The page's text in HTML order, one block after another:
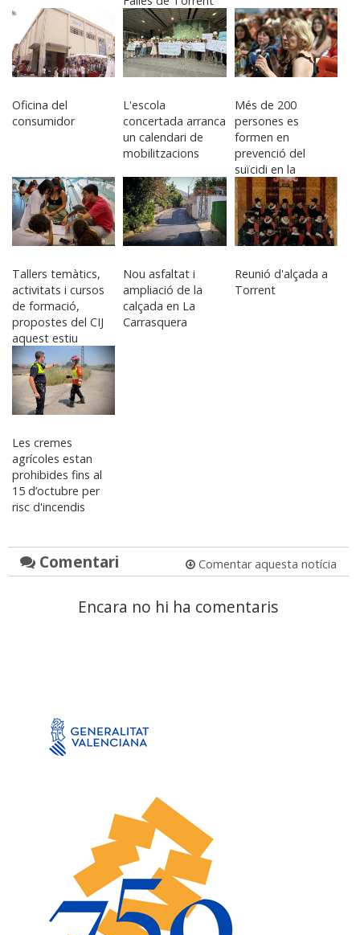
2027
Oficina del
consumidor
L'escola
concertada arranca
un calendari de
mobilitzacions
Més de 200
persones es
formen en
prevenció del
suïcidi en la
joventut
Tallers temàtics,
activitats i cursos
de formació,
propostes del CIJ
aquest estiu
Nou asfaltat i
ampliació de la
calçada en La
Carrasquera
Reunió d'alçada a
Torrent
Les cremes
agrícoles estan
prohibides fins al
15 d’octubre per
risc d'incendis
Comentari Comentar aquesta notícia
Encara no hi ha comentaris